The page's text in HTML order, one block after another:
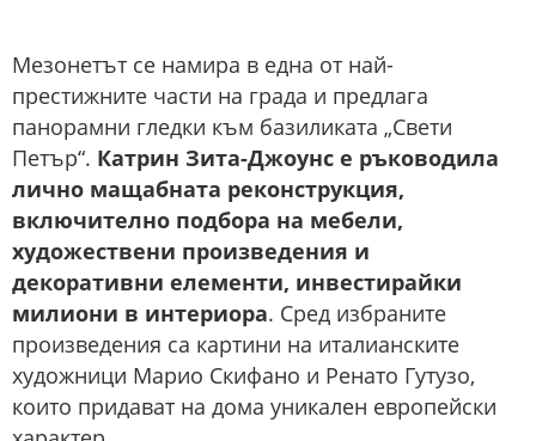
Мезонетът се намира в една от най-
престижните части на града и предлага
панорамни гледки към базиликата „Свети
Петър“. Катрин Зита-Джоунс е ръководила
лично мащабната реконструкция,
включително подбора на мебели,
художествени произведения и
декоративни елементи, инвестирайки
милиони в интериора. Сред избраните
произведения са картини на италианските
художници Марио Скифано и Ренато Гутузо,
които придават на дома уникален европейски